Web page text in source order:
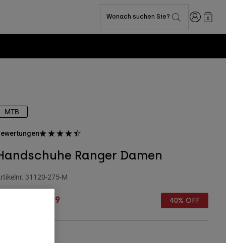
Wonach suchen Sie? Anmelden
0
MTB
Ranger Damen
31120-275-M
Price reduced from
€ 17,99 40% OFF